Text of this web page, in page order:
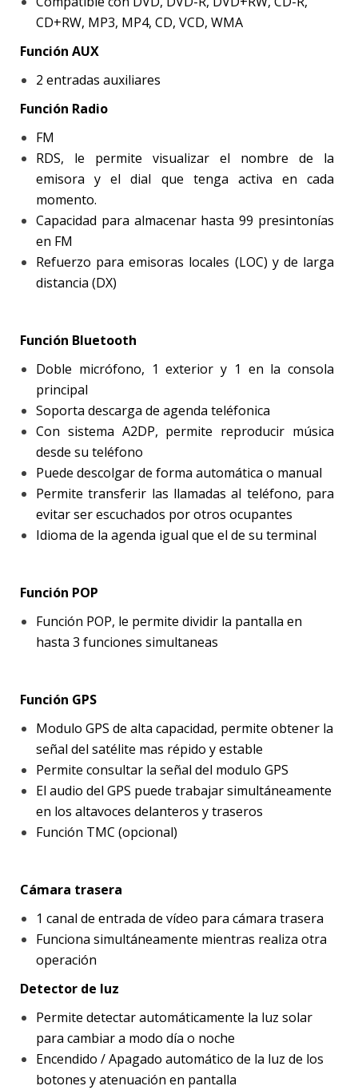
CD+RW, MP3, MP4, CD, VCD, WMA
Función AUX
2 entradas auxiliares
Función Radio
FM
RDS, le permite visualizar el nombre de la
emisora y el dial que tenga activa en cada
momento.
Capacidad para almacenar hasta 99 presintonías
en FM
Refuerzo para emisoras locales (LOC) y de larga
distancia (DX)
Función Bluetooth
Doble micrófono, 1 exterior y 1 en la consola
principal
Soporta descarga de agenda teléfonica
Con sistema A2DP, permite reproducir música
desde su teléfono
Puede descolgar de forma automática o manual
Permite transferir las llamadas al teléfono, para
evitar ser escuchados por otros ocupantes
Idioma de la agenda igual que el de su terminal
Función POP
Función POP, le permite dividir la pantalla en
hasta 3 funciones simultaneas
Función GPS
Modulo GPS de alta capacidad, permite obtener la
señal del satélite mas répido y estable
Permite consultar la señal del modulo GPS
El audio del GPS puede trabajar simultáneamente
en los altavoces delanteros y traseros
Función TMC (opcional)
Cámara trasera
1 canal de entrada de vídeo para cámara trasera
Funciona simultáneamente mientras realiza otra
operación
Detector de luz
Permite detectar automáticamente la luz solar
para cambiar a modo día o noche
Encendido / Apagado automático de la luz de los
botones y atenuación en pantalla